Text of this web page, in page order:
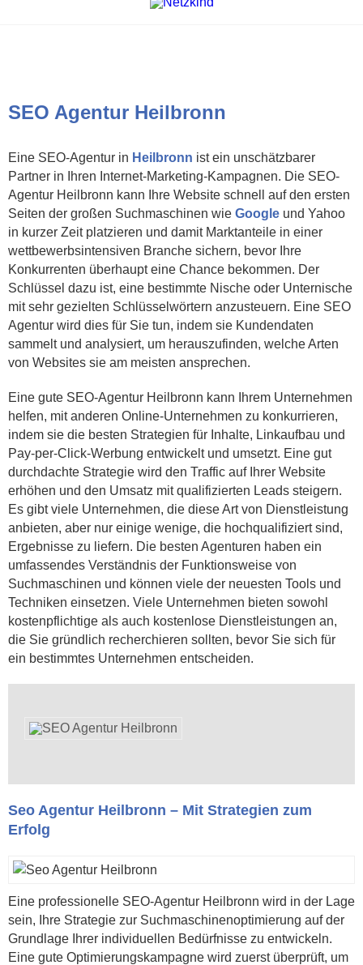
SEO Agentur Heilbronn
Eine SEO-Agentur in Heilbronn ist ein unschätzbarer
Partner in Ihren Internet-Marketing-Kampagnen. Die SEO-
Agentur Heilbronn kann Ihre Website schnell auf den ersten
Seiten der großen Suchmaschinen wie Google und Yahoo
in kurzer Zeit platzieren und damit Marktanteile in einer
wettbewerbsintensiven Branche sichern, bevor Ihre
Konkurrenten überhaupt eine Chance bekommen. Der
Schlüssel dazu ist, eine bestimmte Nische oder Unternische
mit sehr gezielten Schlüsselwörtern anzusteuern. Eine SEO
Agentur wird dies für Sie tun, indem sie Kundendaten
sammelt und analysiert, um herauszufinden, welche Arten
von Websites sie am meisten ansprechen.
Eine gute SEO-Agentur Heilbronn kann Ihrem Unternehmen
helfen, mit anderen Online-Unternehmen zu konkurrieren,
indem sie die besten Strategien für Inhalte, Linkaufbau und
Pay-per-Click-Werbung entwickelt und umsetzt. Eine gut
durchdachte Strategie wird den Traffic auf Ihrer Website
erhöhen und den Umsatz mit qualifizierten Leads steigern.
Es gibt viele Unternehmen, die diese Art von Dienstleistung
anbieten, aber nur einige wenige, die hochqualifiziert sind,
Ergebnisse zu liefern. Die besten Agenturen haben ein
umfassendes Verständnis der Funktionsweise von
Suchmaschinen und können viele der neuesten Tools und
Techniken einsetzen. Viele Unternehmen bieten sowohl
kostenpflichtige als auch kostenlose Dienstleistungen an,
die Sie gründlich recherchieren sollten, bevor Sie sich für
ein bestimmtes Unternehmen entscheiden.
Seo Agentur Heilbronn – Mit Strategien zum
Erfolg
Eine professionelle SEO-Agentur Heilbronn wird in der Lage
sein, Ihre Strategie zur Suchmaschinenoptimierung auf der
Grundlage Ihrer individuellen Bedürfnisse zu entwickeln.
Eine gute Optimierungskampagne wird zuerst überprüft, um